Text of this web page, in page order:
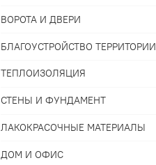
ВОРОТА И ДВЕРИ
БЛАГОУСТРОЙСТВО ТЕРРИТОРИИ
ТЕПЛОИЗОЛЯЦИЯ
СТЕНЫ И ФУНДАМЕНТ
ЛАКОКРАСОЧНЫЕ МАТЕРИАЛЫ
ДОМ И ОФИС